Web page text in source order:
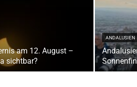
am 12. August –
sichtbar?
ANDALUSIEN